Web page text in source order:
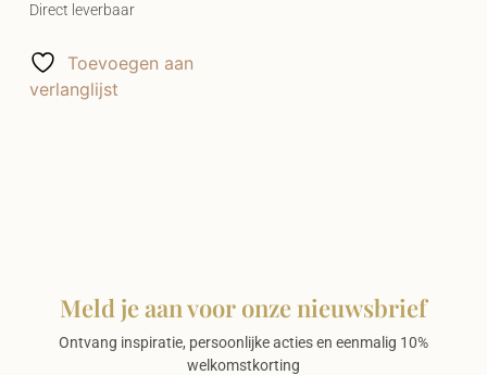
Direct leverbaar
Toevoegen aan
verlanglijst
Meld je aan voor onze nieuwsbrief
Ontvang inspiratie, persoonlijke acties en eenmalig 10%
welkomstkorting